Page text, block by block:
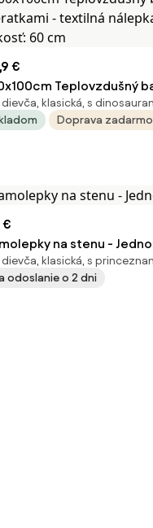
€
Teplovzdušný
- textilná
60 cm
dievča, klasická, s
Doprava zadarmo
€
na stenu -
dievča, klasická, s
odoslanie o 2 dni